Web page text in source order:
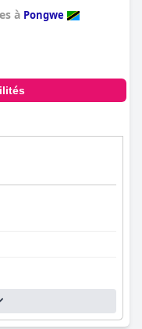
à Pongwe